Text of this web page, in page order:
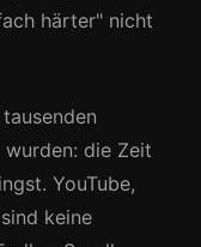
härter" nicht
die Zeit
YouTube,
keine